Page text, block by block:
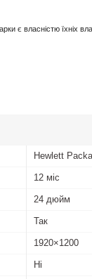
є власністю їхніх
Hewlett
12 міс
24 дюйм
Так
1920×1200
Ні